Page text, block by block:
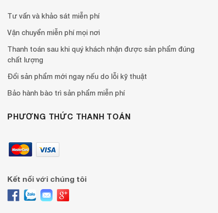
Tư vấn và khảo sát miễn phí
Vận chuyển miễn phí mọi nơi
Thanh toán sau khi quý khách nhận được sản phẩm đúng
chất lượng
Đổi sản phẩm mới ngay nếu do lỗi kỹ thuật
Bảo hành bào trì sản phẩm miễn phí
PHƯƠNG THỨC THANH TOÁN
Kết nối với chúng tôi